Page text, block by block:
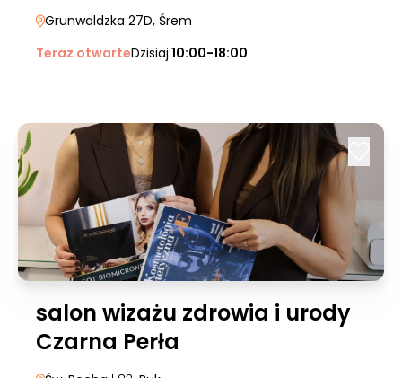
Grunwaldzka 27D, Śrem
Teraz otwarteDzisiaj:10:00-18:00
salon wizażu zdrowia i urody
Czarna Perła